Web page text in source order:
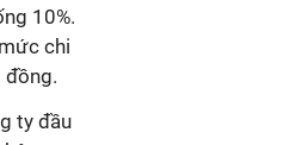
10%.
chi
đồng.
ty đầu